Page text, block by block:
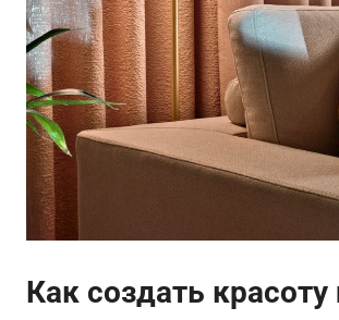
Как создать красоту